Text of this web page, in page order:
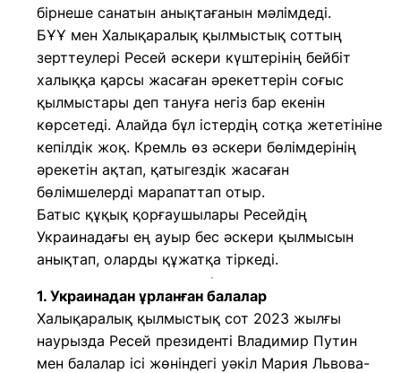
бірнеше санатын анықтағанын мәлімдеді.
БҰҰ мен Халықаралық қылмыстық соттың
зерттеулері Ресей әскери күштерінің бейбіт
халыққа қарсы жасаған әрекеттерін соғыс
қылмыстары деп тануға негіз бар екенін
көрсетеді. Алайда бұл істердің сотқа жететініне
кепілдік жоқ. Кремль өз әскери бөлімдерінің
әрекетін ақтап, қатыгездік жасаған
бөлімшелерді марапаттап отыр.
Батыс құқық қорғаушылары Ресейдің
Украинадағы ең ауыр бес әскери қылмысын
анықтап, оларды құжатқа тіркеді.
1. Украинадан ұрланған балалар
Халықаралық қылмыстық сот 2023 жылғы
наурызда Ресей президенті Владимир Путин
мен балалар ісі жөніндегі уәкіл Мария Львова-